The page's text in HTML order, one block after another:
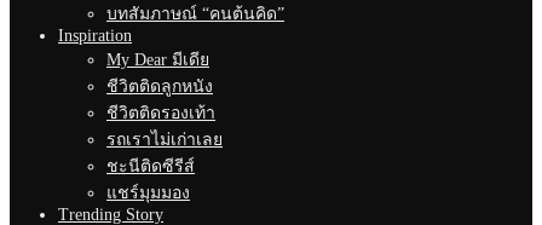
บทสัมภาษณ์ “คนต้นคิด”
Inspiration
My Dear มีเดีย
ชีวิตติดลูกหนัง
ชีวิตติดรองเท้า
รถเราไม่เก่าเลย
ชะนีติดซีรีส์
แชร์มุมมอง
Trending Story